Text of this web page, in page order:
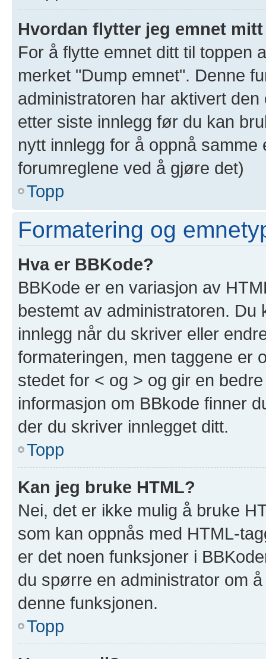
Hvordan flytter jeg emnet
For å flytte emnet ditt til toppen
merket "Dump emnet". Denne
administratoren har aktivert
etter siste innlegg før du kan
nytt innlegg for å oppnå
forumreglene ved å gjøre det)
Topp
Formatering og
Hva er BBKode?
BBKode er en variasjon av
bestemt av administratoren.
innlegg når du skriver eller
formateringen, men taggene er
stedet for < og > og gir en
informasjon om BBkode finner
der du skriver innlegget ditt.
Topp
Kan jeg bruke HTML?
Nei, det er ikke mulig å bruke
som kan oppnås med HTML-
er det noen funksjoner i
du spørre en administrator om
denne funksjonen.
Topp